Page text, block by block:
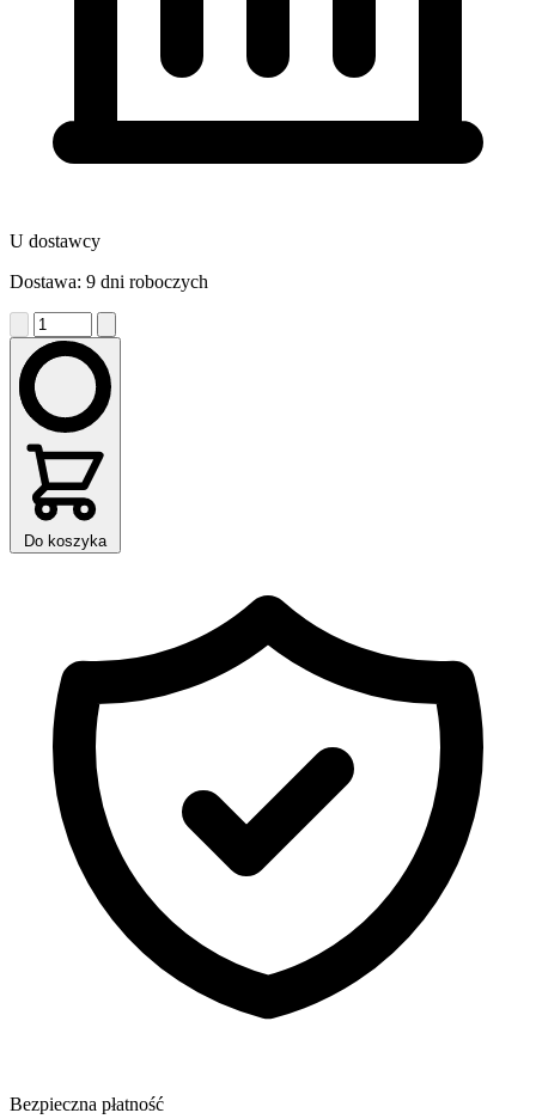
U dostawcy
Dostawa: 9 dni roboczych
Do koszyka
Bezpieczna płatność